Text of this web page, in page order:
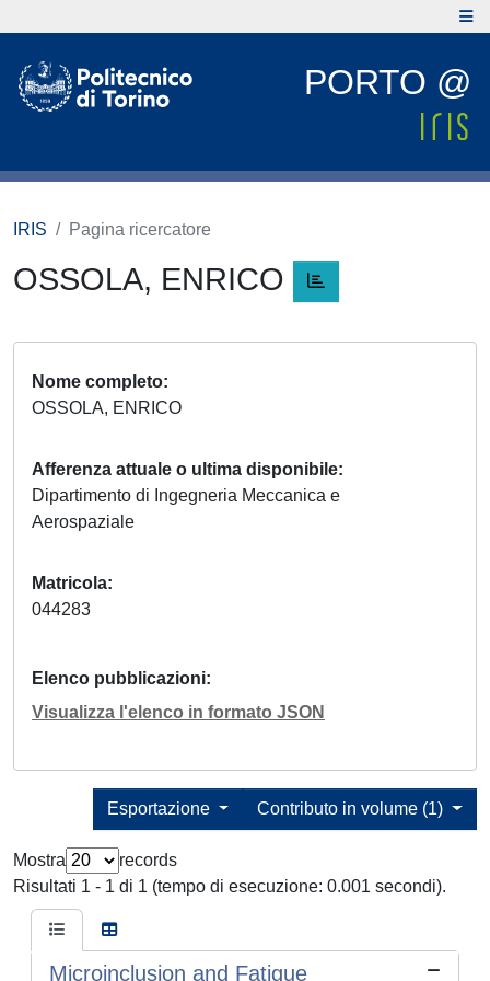
PORTO @
IRIS Pagina ricercatore
OSSOLA, ENRICO
Nome completo
OSSOLA, ENRICO
Afferenza attuale o ultima disponibile
Dipartimento di Ingegneria Meccanica e
Aerospaziale
Matricola
044283
Elenco pubblicazioni
Visualizza l'elenco in formato JSON
Contributo in volume (1)
Esportazione
Mostra
records
Risultati 1 - 1 di 1 (tempo di esecuzione: 0.001 secondi).
Microinclusion and Fatigue